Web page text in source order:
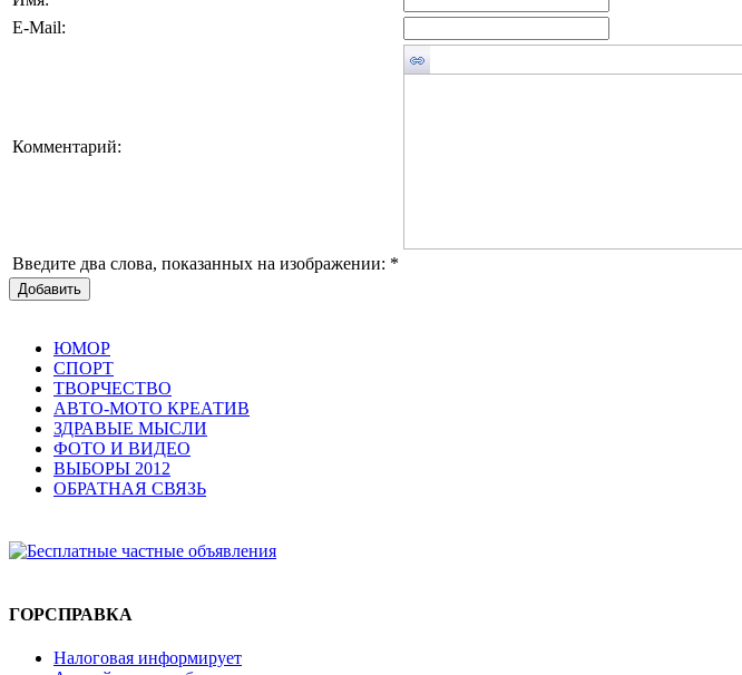
E-Mail:
Комментарий:
Введите два слова, показанных на изображении: *
Добавить
ЮМОР
СПОРТ
ТВОРЧЕСТВО
АВТО-МОТО КРЕАТИВ
ЗДРАВЫЕ МЫСЛИ
ФОТО И ВИДЕО
ВЫБОРЫ 2012
ОБРАТНАЯ СВЯЗЬ
ГОРСПРАВКА
Налоговая информирует